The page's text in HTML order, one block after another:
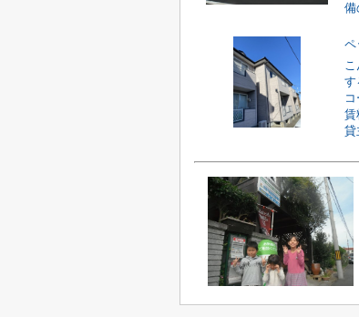
備
ペ
す
賃
貸